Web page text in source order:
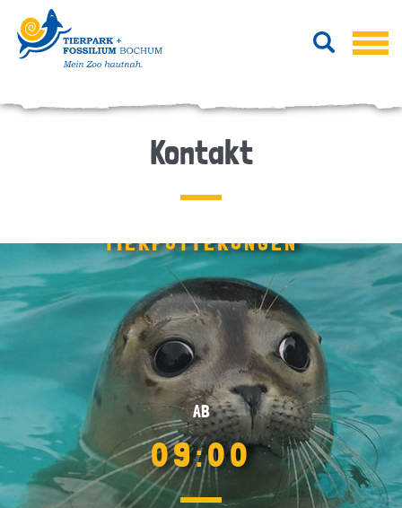
Kontakt
TIERFÜTTERUNGEN
AB
09:00